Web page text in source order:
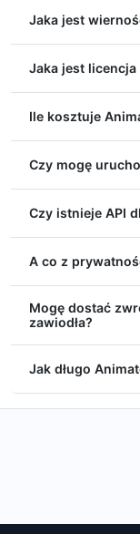
Jaka jest
Jaka jest
Ile kosztuje
Czy mogę
Czy istnieje API
A co z
Mogę dostać
zawiodła?
Jak długo